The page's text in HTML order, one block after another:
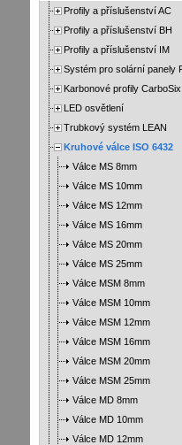
Profily a příslušenství AC
Profily a příslušenství BH
Profily a příslušenství IM
Systém pro solární panely
Karbonové profily CarboSix
LED osvětlení
Trubkový systém LEAN
Kruhové válce ISO 6432
Válce MS 8mm
Válce MS 10mm
Válce MS 12mm
Válce MS 16mm
Válce MS 20mm
Válce MS 25mm
Válce MSM 8mm
Válce MSM 10mm
Válce MSM 12mm
Válce MSM 16mm
Válce MSM 20mm
Válce MSM 25mm
Válce MD 8mm
Válce MD 10mm
Válce MD 12mm